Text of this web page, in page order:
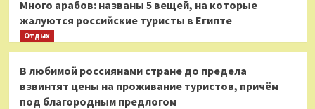
Много арабов: названы 5 вещей, на которые
жалуются российские туристы в Египте
Отдых
В любимой россиянами стране до предела
взвинтят цены на проживание туристов, причём
под благородным предлогом